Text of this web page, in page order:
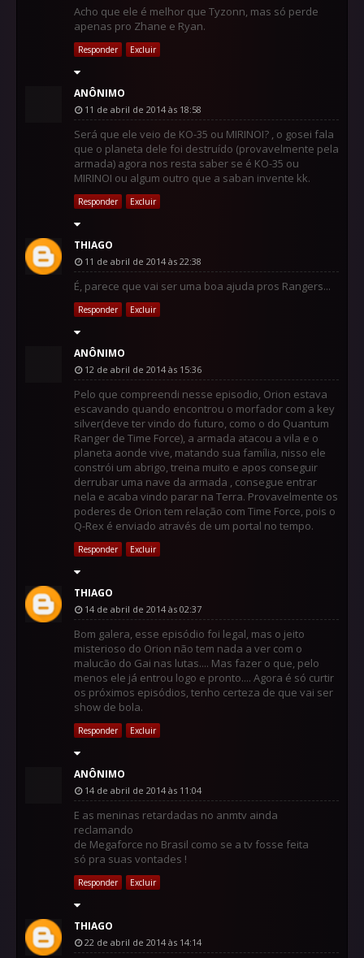
Acho que ele é melhor que Tyzonn, mas só perde
apenas pro Zhane e Ryan.
Responder Excluir
ANÔNIMO
11 de abril de 2014 às 18:58
Será que ele veio de KO-35 ou MIRINOI? , o gosei fala
que o planeta dele foi destruído (provavelmente pela
armada) agora nos resta saber se é KO-35 ou
MIRINOI ou algum outro que a saban invente kk.
Responder Excluir
THIAGO
11 de abril de 2014 às 22:38
É, parece que vai ser uma boa ajuda pros Rangers...
Responder Excluir
ANÔNIMO
12 de abril de 2014 às 15:36
Pelo que compreendi nesse episodio, Orion estava
escavando quando encontrou o morfador com a key
silver(deve ter vindo do futuro, como o do Quantum
Ranger de Time Force), a armada atacou a vila e o
planeta aonde vive, matando sua família, nisso ele
constrói um abrigo, treina muito e apos conseguir
derrubar uma nave da armada , consegue entrar
nela e acaba vindo parar na Terra. Provavelmente os
poderes de Orion tem relação com Time Force, pois o
Q-Rex é enviado através de um portal no tempo.
Responder Excluir
THIAGO
14 de abril de 2014 às 02:37
Bom galera, esse episódio foi legal, mas o jeito
misterioso do Orion não tem nada a ver com o
malucão do Gai nas lutas.... Mas fazer o que, pelo
menos ele já entrou logo e pronto.... Agora é só curtir
os próximos episódios, tenho certeza de que vai ser
show de bola.
Responder Excluir
ANÔNIMO
14 de abril de 2014 às 11:04
E as meninas retardadas no anmtv ainda
reclamando
de Megaforce no Brasil como se a tv fosse feita
só pra suas vontades !
Responder Excluir
THIAGO
22 de abril de 2014 às 14:14